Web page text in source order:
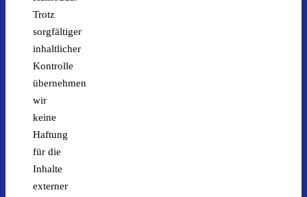
Trotz
sorgfältiger
inhaltlicher
Kontrolle
übernehmen
wir
keine
Haftung
für die
Inhalte
externer